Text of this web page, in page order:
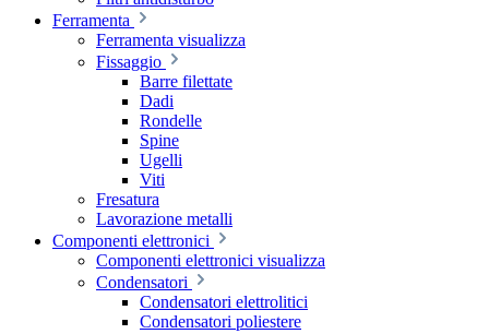
Ferramenta
Ferramenta visualizza
Fissaggio
Barre filettate
Dadi
Rondelle
Spine
Ugelli
Viti
Fresatura
Lavorazione metalli
Componenti elettronici
Componenti elettronici visualizza
Condensatori
Condensatori elettrolitici
Condensatori poliestere